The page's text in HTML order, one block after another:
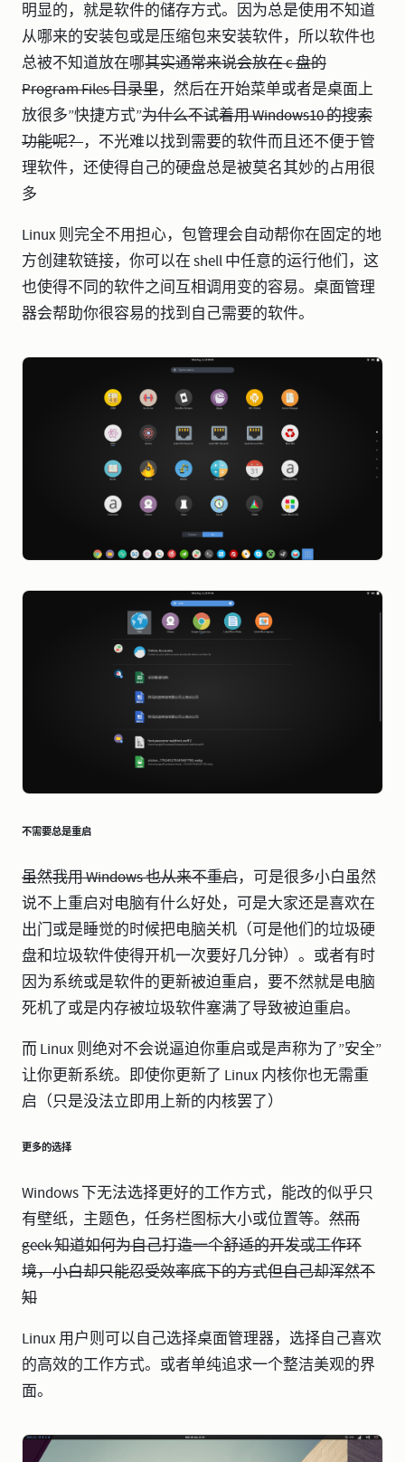
明显的，就是软件的储存方式。因为总是使用不知道
从哪来的安装包或是压缩包来安装软件，所以软件也
总被不知道放在哪其实通常来说会放在 c 盘的
Program Files 目录里，然后在开始菜单或者是桌面上
放很多”快捷方式”为什么不试着用 Windows10 的搜索
功能呢？，不光难以找到需要的软件而且还不便于管
理软件，还使得自己的硬盘总是被莫名其妙的占用很
多
Linux 则完全不用担心，包管理会自动帮你在固定的地
方创建软链接，你可以在 shell 中任意的运行他们，这
也使得不同的软件之间互相调用变的容易。桌面管理
器会帮助你很容易的找到自己需要的软件。
不需要总是重启
虽然我用 Windows 也从来不重启，可是很多小白虽然
说不上重启对电脑有什么好处，可是大家还是喜欢在
出门或是睡觉的时候把电脑关机（可是他们的垃圾硬
盘和垃圾软件使得开机一次要好几分钟）。或者有时
因为系统或是软件的更新被迫重启，要不然就是电脑
死机了或是内存被垃圾软件塞满了导致被迫重启。
而 Linux 则绝对不会说逼迫你重启或是声称为了”安全”
让你更新系统。即使你更新了 Linux 内核你也无需重
启（只是没法立即用上新的内核罢了）
更多的选择
Windows 下无法选择更好的工作方式，能改的似乎只
有壁纸，主题色，任务栏图标大小或位置等。 然而
geek 知道如何为自己打造一个舒适的开发或工作环
境，小白却只能忍受效率底下的方式但自己却浑然不
知
Linux 用户则可以自己选择桌面管理器，选择自己喜欢
的高效的工作方式。或者单纯追求一个整洁美观的界
面。